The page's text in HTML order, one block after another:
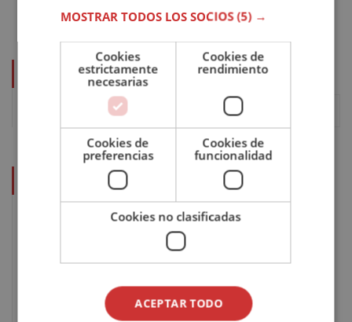
CURSOS
ÚLTIMOS POSTS
Escritura de ficción: qué es,
características y dónde formarte
Desarrollo de la conciencia: qué es,
MOSTRAR TODOS LOS SOCIOS(5) →
Cookies
estrictamente
necesarias
Cookies de
rendimiento
Cookies de
preferencias
Cookies de
funcionalidad
Cookies no clasificadas
ACEPTAR TODO